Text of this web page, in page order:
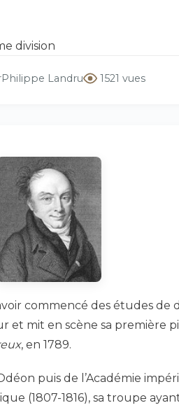
division
Philippe Landru 1521 vues
commencé des études de
et mit en scène sa première
, en 1789.
puis de l’Académie
(1807-1816), sa troupe